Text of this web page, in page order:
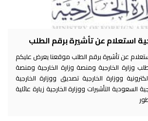
استعلام عن تأشيرة برقم الطلب
عن تأشيرة برقم الطلب موقعنا يعرض عليكم
وزارة الخارجية ومنصة وزارة الخارجية ومنصة
ووزارة الخارجية تصديق ووزارة الخارجية
السعودية التأشيرات ووزارة الخارجية زيارة عائلية